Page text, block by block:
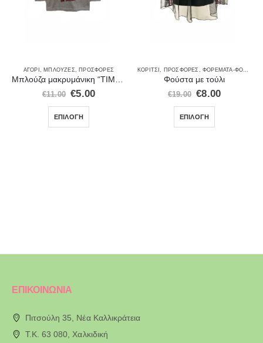
ΑΓΌΡΙ , ΜΠΛΟΎΖΕΣ, ΠΡΟΣΦΟΡΈΣ
Μπλούζα μακρυμάνικη “TIME TO ATTACK”
€11.00 €5.00
ΕΠΙΛΟΓΉ
ΚΟΡΊΤΣΙ, ΠΡΟΣΦΟΡΈΣ,ΦΟΡΈΜΑΤΑ-ΦΟΎΣΤΕΣ
Φούστα με τούλι
€19.00 €8.00
ΕΠΙΛΟΓΉ
ΕΠΙΚΟΙΝΩΝΙΑ
Πιτσούλη 35, Νέα Καλλικράτεια
T.K. 63 080, Χαλκιδική